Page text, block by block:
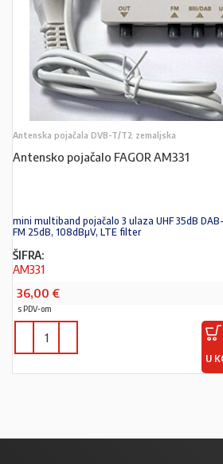
Antenska pojačala DVB-T/T2 zemaljska
Antensko pojačalo FAGOR AM331
mini multiband pojačalo 3 ulaza UHF 35dB
FM 25dB, 108dBµV, LTE filter
ŠIFRA:
AM331
36,00 €
s PDV-om
U